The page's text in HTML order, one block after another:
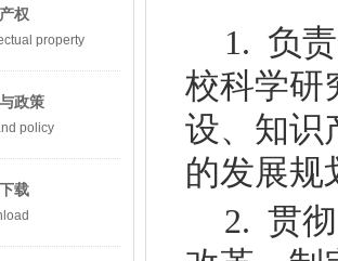
权
property
政策
policy
载
1. 负
校科学研
设、知识
的发展规
2. 贯